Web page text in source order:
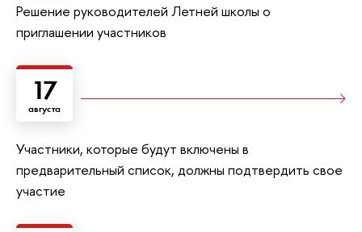
Решение руководителей Летней школы о
приглашении участников
17
августа
Участники, которые будут включены в
предварительный список, должны подтвердить свое
участие